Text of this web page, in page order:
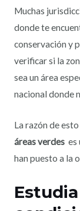
Muchas
donde te
conservación y
verificar si la
sea un área
nacional donde
La razón de
áreas verdes es
han puesto a la